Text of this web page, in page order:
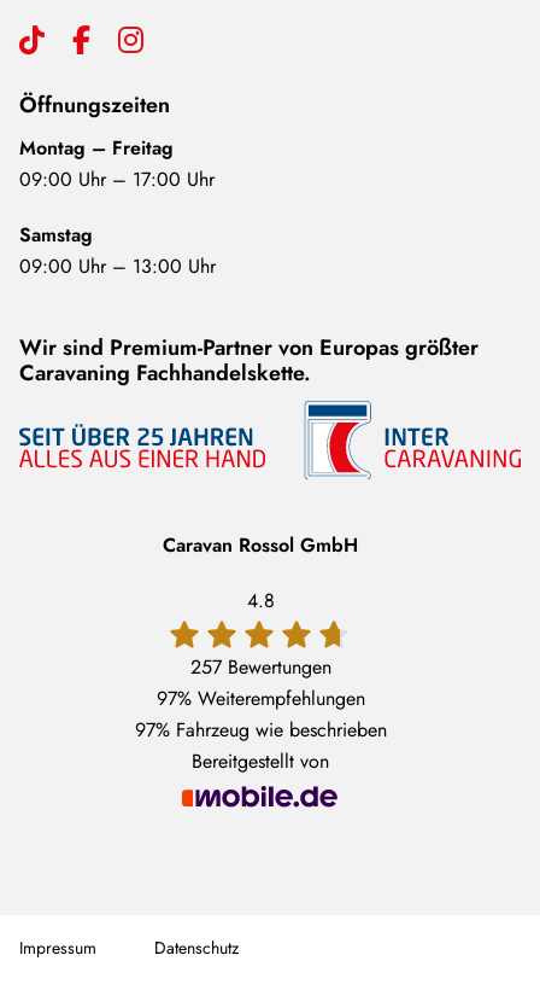
Öffnungszeiten
Montag – Freitag
09:00 Uhr – 17:00 Uhr
Samstag
09:00 Uhr – 13:00 Uhr
Wir sind Premium-Partner von Europas größter
Caravaning Fachhandelskette.
Caravan Rossol GmbH
4.8
257 Bewertungen
97%Weiterempfehlungen
97%Fahrzeug wie beschrieben
Bereitgestellt von
Impressum Datenschutz